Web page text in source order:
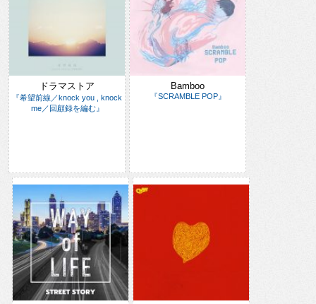
ドラマストア
『希望前線／knock you , knock
me／回顧録を編む』
Bamboo
『SCRAMBLE POP』